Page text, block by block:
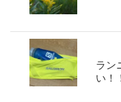
ラン
い！